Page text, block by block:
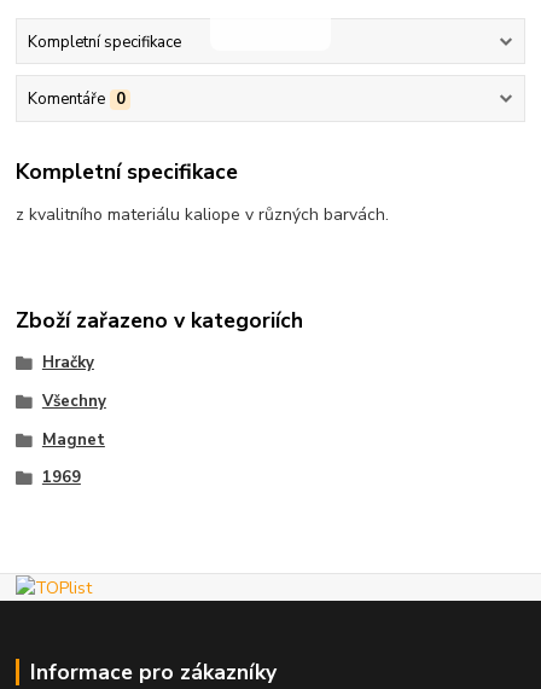
Kompletní specifikace
Komentáře 0
Kompletní specifikace
z kvalitního materiálu kaliope v různých barvách.
Zboží zařazeno v kategoriích
Hračky
Všechny
Magnet
1969
Informace pro zákazníky